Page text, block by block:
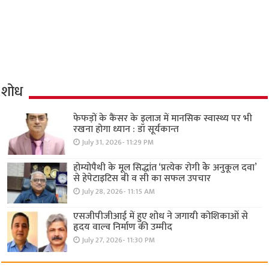
शोध
फेफड़ों के कैंसर के इलाज में मानसिक स्वास्थ्य पर भी
रखना होगा ध्यान : डॉ सूर्यकान्त
July 31, 2026- 11:29 PM
होम्योपैथी के मूल सिद्धांत ‘प्रत्येक रोगी केे अनुकूल दवा’
से हेपेटाइटिस बी व सी का सफल उपचार
July 28, 2026- 11:15 AM
एसजीपीजीआई में हुए शोध ने जगायी कोशिकाओं से
हृदय वाल्व निर्माण की उम्मीद
July 27, 2026- 11:30 PM